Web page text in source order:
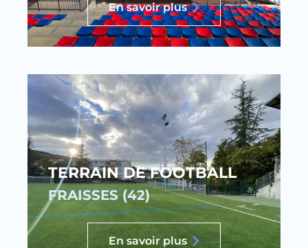
En savoir plus
TERRAIN DE FOOTBALL
FRAISSES (42)
En savoir plus